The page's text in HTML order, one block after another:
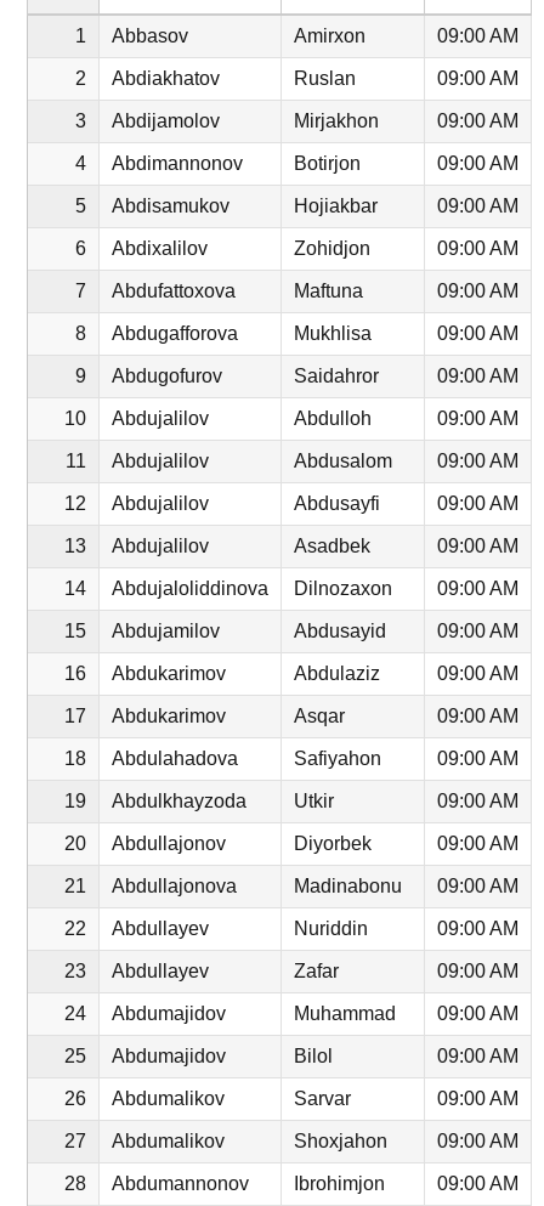
1 Abbasov Amirxon 09:00 AM
2 Abdiakhatov Ruslan 09:00 AM
3 Abdijamolov Mirjakhon 09:00 AM
4 Abdimannonov Botirjon 09:00 AM
5 Abdisamukov Hojiakbar 09:00 AM
6 Abdixalilov Zohidjon 09:00 AM
7 Abdufattoxova Maftuna 09:00 AM
8 Abdugafforova Mukhlisa 09:00 AM
9 Abdugofurov Saidahror 09:00 AM
10 Abdujalilov Abdulloh 09:00 AM
11 Abdujalilov Abdusalom 09:00 AM
12 Abdujalilov Abdusayfi 09:00 AM
13 Abdujalilov Asadbek 09:00 AM
14 Abdujaloliddinova Dilnozaxon 09:00 AM
15 Abdujamilov Abdusayid 09:00 AM
16 Abdukarimov Abdulaziz 09:00 AM
17 Abdukarimov Asqar 09:00 AM
18 Abdulahadova Safiyahon 09:00 AM
19 Abdulkhayzoda Utkir 09:00 AM
20 Abdullajonov Diyorbek 09:00 AM
21 Abdullajonova Madinabonu 09:00 AM
22 Abdullayev Nuriddin 09:00 AM
23 Abdullayev Zafar 09:00 AM
24 Abdumajidov Muhammad 09:00 AM
25 Abdumajidov Bilol 09:00 AM
26 Abdumalikov Sarvar 09:00 AM
27 Abdumalikov Shoxjahon 09:00 AM
28 Abdumannonov Ibrohimjon 09:00 AM